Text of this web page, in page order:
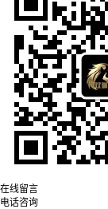
在线留言
电话咨询